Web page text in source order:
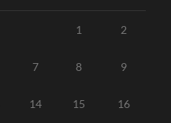
1 2
7 8 9
14 15 16